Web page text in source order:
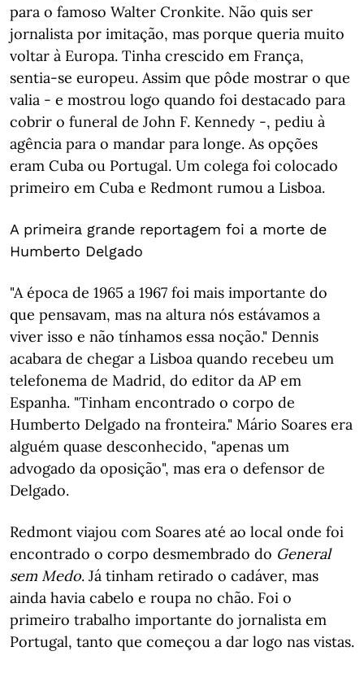
para o famoso Walter Cronkite. Não quis ser
jornalista por imitação, mas porque queria muito
voltar à Europa. Tinha crescido em França,
sentia-se europeu. Assim que pôde mostrar o que
valia - e mostrou logo quando foi destacado para
cobrir o funeral de John F. Kennedy -, pediu à
agência para o mandar para longe. As opções
eram Cuba ou Portugal. Um colega foi colocado
primeiro em Cuba e Redmont rumou a Lisboa.
A primeira grande reportagem foi a morte de
Humberto Delgado
"A época de 1965 a 1967 foi mais importante do
que pensavam, mas na altura nós estávamos a
viver isso e não tínhamos essa noção." Dennis
acabara de chegar a Lisboa quando recebeu um
telefonema de Madrid, do editor da AP em
Espanha. "Tinham encontrado o corpo de
Humberto Delgado na fronteira." Mário Soares era
alguém quase desconhecido, "apenas um
advogado da oposição", mas era o defensor de
Delgado.
Redmont viajou com Soares até ao local onde foi
encontrado o corpo desmembrado do General
sem Medo. Já tinham retirado o cadáver, mas
ainda havia cabelo e roupa no chão. Foi o
primeiro trabalho importante do jornalista em
Portugal, tanto que começou a dar logo nas vistas.